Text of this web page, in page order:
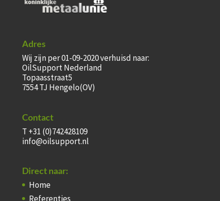
Adres
Wij zijn per 01-09-2020 verhuisd naar:
OilSupport Nederland
Topaasstraat5
7554 TJ Hengelo(OV)
Contact
T +31 (0)742428109
info@oilsupport.nl
Direct naar:
Home
Referenties